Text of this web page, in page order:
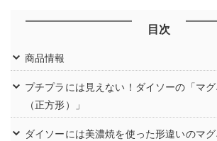
目次
商品情報
プチプラには見えない！ダイソーの「マ
（正方形）」
ダイソーには美濃焼を使った形違いのマ